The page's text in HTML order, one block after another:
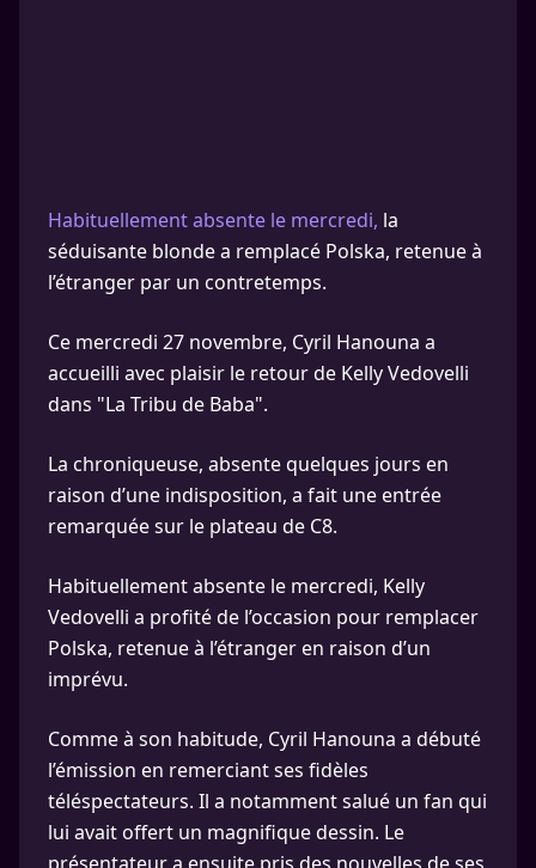
Habituellement absente le mercredi, la
séduisante blonde a remplacé Polska, retenue à
l’étranger par un contretemps.
Ce mercredi 27 novembre, Cyril Hanouna a
accueilli avec plaisir le retour de Kelly Vedovelli
dans "La Tribu de Baba".
La chroniqueuse, absente quelques jours en
raison d’une indisposition, a fait une entrée
remarquée sur le plateau de C8.
Habituellement absente le mercredi, Kelly
Vedovelli a profité de l’occasion pour remplacer
Polska, retenue à l’étranger en raison d’un
imprévu.
Comme à son habitude, Cyril Hanouna a débuté
l’émission en remerciant ses fidèles
téléspectateurs. Il a notamment salué un fan qui
lui avait offert un magnifique dessin. Le